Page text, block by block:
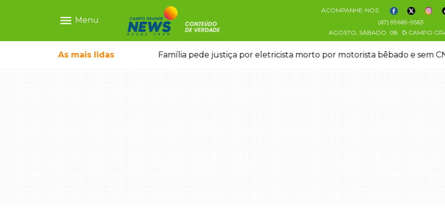
menu Menu
ACOMPANHE-NOS
(67) 99669-9563
AGOSTO, SÁBADO 08 CAMPO
As mais lidas
e morre a caminho do hospital Família pede justiça por eletricista morto por motorista bêbado e sem